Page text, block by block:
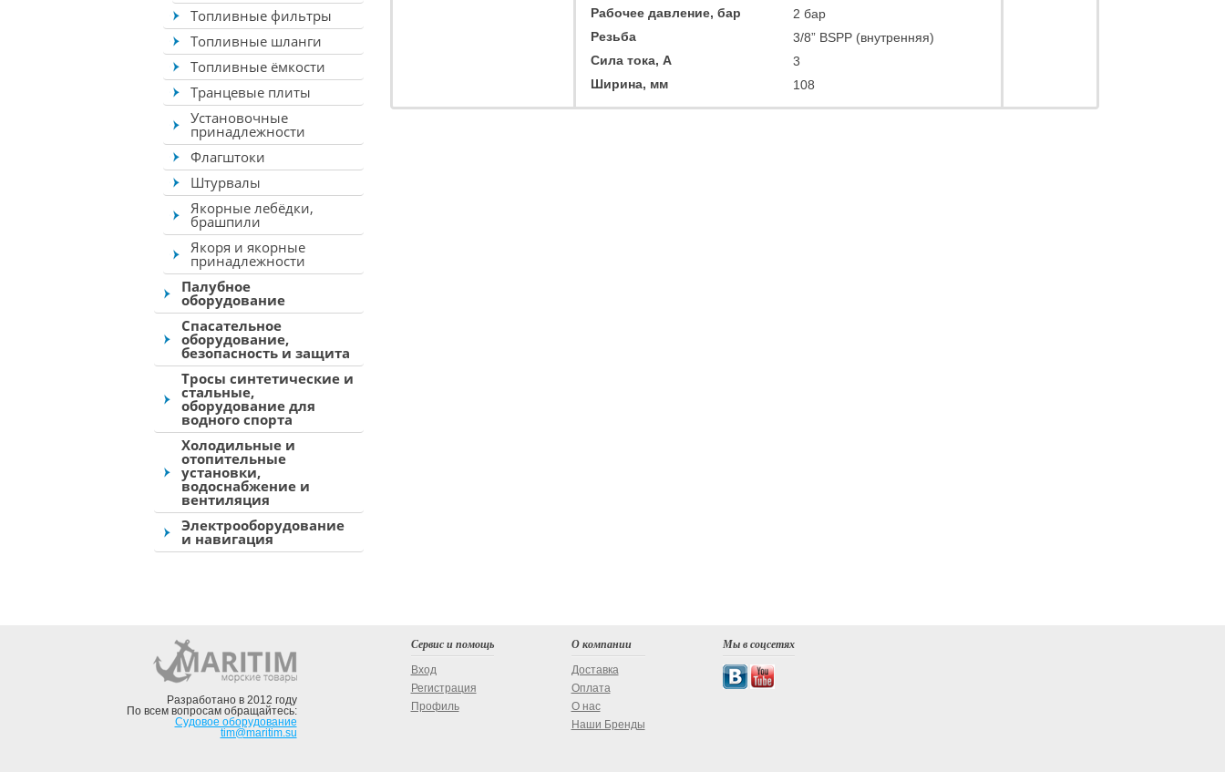
Топливные фильтры
Топливные шланги
Топливные ёмкости
Транцевые плиты
Установочные
принадлежности
Флагштоки
Штурвалы
Якорные лебёдки,
брашпили
Якоря и якорные
принадлежности
Палубное
оборудование
Спасательное
оборудование,
безопасность и защита
Тросы синтетические и
стальные,
оборудование для
водного спорта
Холодильные и
отопительные
установки,
водоснабжение и
вентиляция
Электрооборудование
и навигация
Рабочее давление, бар
2 бар
Резьба
3/8” BSPP (внутренняя)
Сила тока, А
3
Ширина, мм
108
Разработано в 2012 году
По всем вопросам обращайтесь:
Судовое оборудование
tim@maritim.su
Сервис и помощь
Вход
Регистрация
Профиль
О компании
Доставка
Оплата
О нас
Наши Бренды
Мы в соцсетях